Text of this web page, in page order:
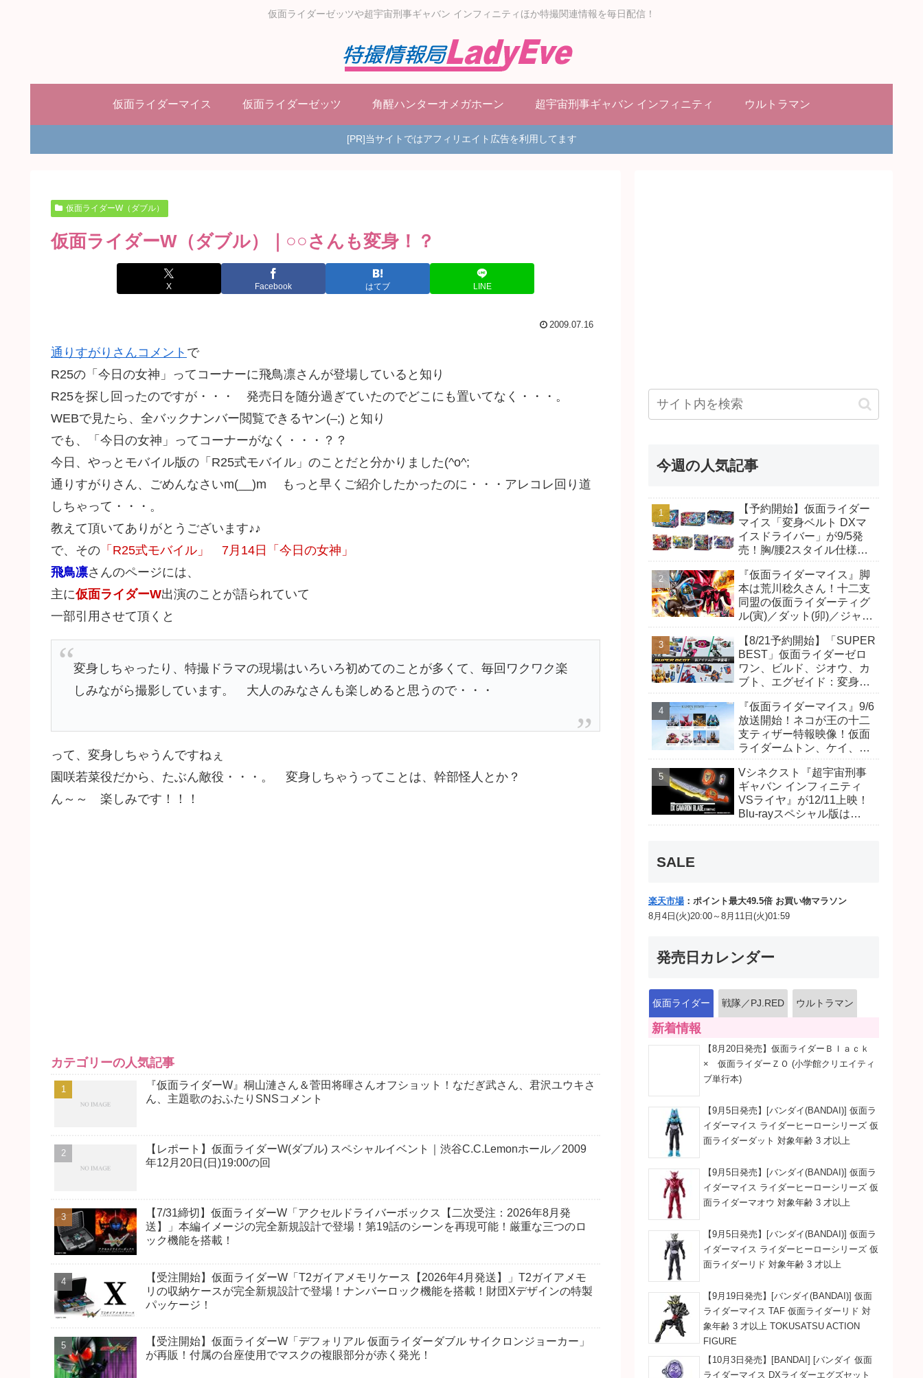
仮面ライダーゼッツや超宇宙刑事ギャバン インフィニティほか特撮関連情報を毎日配信！
仮面ライダーマイス 仮面ライダーゼッツ 角醒ハンターオメガホーン 超宇宙刑事ギャバン インフィニティ ウルトラマン
[PR]当サイトではアフィリエイト広告を利用してます
仮面ライダーW（ダブル）
仮面ライダーW（ダブル）｜○○さんも変身！？
X Facebook はてブ LINE
2009.07.16
通りすがりさんコメント で
R25の「今日の女神」ってコーナーに飛鳥凛さんが登場していると知り
R25を探し回ったのですが・・・ 発売日を随分過ぎていたのでどこにも置いてなく・・・。
WEBで見たら、全バックナンバー閲覧できるヤン(–;) と知り
でも、「今日の女神」ってコーナーがなく・・・？？
今日、やっとモバイル版の「R25式モバイル」のことだと分かりました(^o^;
通りすがりさん、ごめんなさいm(__)m もっと早くご紹介したかったのに・・・アレコレ回り道
しちゃって・・・。
教えて頂いてありがとうございます♪♪
で、その 「R25式モバイル」 7月14日「今日の女神」
飛鳥凛さんのページには、
主に仮面ライダーW出演のことが語られていて
一部引用させて頂くと
変身しちゃったり、特撮ドラマの現場はいろいろ初めてのことが多くて、毎回ワクワク楽
しみながら撮影しています。 大人のみなさんも楽しめると思うので・・・
って、変身しちゃうんですねぇ
園咲若菜役だから、たぶん敵役・・・。 変身しちゃうってことは、幹部怪人とか？
ん～～ 楽しみです！！！
カテゴリーの人気記事
『仮面ライダーW』桐山漣さん＆菅田将暉さんオフショット！なだぎ武さん、君沢ユウキさ
ん、主題歌のおふたりSNSコメント
【レポート】仮面ライダーW(ダブル) スペシャルイベント｜渋谷C.C.Lemonホール／2009
年12月20日(日)19:00の回
【7/31締切】仮面ライダーW「アクセルドライバーボックス【二次受注：2026年8月発
送】」本編イメージの完全新規設計で登場！第19話のシーンを再現可能！厳重な三つのロ
ック機能を搭載！
【受注開始】仮面ライダーW「T2ガイアメモリケース【2026年4月発送】」T2ガイアメモ
リの収納ケースが完全新規設計で登場！ナンバーロック機能を搭載！財団Xデザインの特製
パッケージ！
【受注開始】仮面ライダーW「デフォリアル 仮面ライダーダブル サイクロンジョーカー」
が再販！付属の台座使用でマスクの複眼部分が赤く発光！
今週の人気記事
【予約開始】仮面ライダー
マイス「変身ベルト DXマ
イスドライバー」が9/5発
売！胸/腰2スタイル仕様！
ッシュ、ジャオ/バイト、ケ
イ/ショットボーンバックル
も！
『仮面ライダーマイス』脚
本は荒川稔久さん！十二支
同盟の仮面ライダーティグ
ル(寅)／ダット(卯)／ジャオ
尾達臣のキャストが発表！
トリガーのアキト金子隼也
さんも変身！
【8/21予約開始】「SUPER
BEST」仮面ライダーゼロ
ワン、ビルド、ジオウ、カ
ブト、エグゼイド：変身ベ
ー、DXネオディケイドライ
バー、DXホッパーゼクター
ほか12点！
『仮面ライダーマイス』9/6
放送開始！ネコが王の十二
支ティザー特報映像！仮面
ライダームトン、ケイ、ヴ
開！ライダーは子丑寅卯辰
巳午未申酉戌亥猫猫の14
人⁉
Vシネクスト『超宇宙刑事
ギャバン インフィニティ
VSライヤ』が12/11上映！
Blu-rayスペシャル版は
SALE
楽天市場 ：ポイント最大49.5倍 お買い物マラソン
8月4日(火)20:00～8月11日(火)01:59
発売日カレンダー
仮面ライダー 戦隊／PJ.RED ウルトラマン
新着情報
【8月20日発売】仮面ライダーＢｌａｃｋ
× 仮面ライダーＺＯ (小学館クリエイティ
ブ単行本)
【9月5日発売】[バンダイ(BANDAI)] 仮面ラ
イダーマイス ライダーヒーローシリーズ 仮
面ライダーダット 対象年齢 3 才以上
【9月5日発売】[バンダイ(BANDAI)] 仮面ラ
イダーマイス ライダーヒーローシリーズ 仮
面ライダーマオウ 対象年齢 3 才以上
【9月5日発売】[バンダイ(BANDAI)] 仮面ラ
イダーマイス ライダーヒーローシリーズ 仮
面ライダーリド 対象年齢 3 才以上
【9月19日発売】[バンダイ(BANDAI)] 仮面
ライダーマイス TAF 仮面ライダーリド 対
象年齢 3 才以上 TOKUSATSU ACTION
FIGURE
【10月3日発売】[BANDAI] [バンダイ 仮面
ライダーマイス DXライダーエグズセット